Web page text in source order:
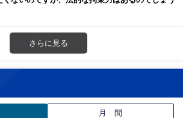
さらに見る
月 間